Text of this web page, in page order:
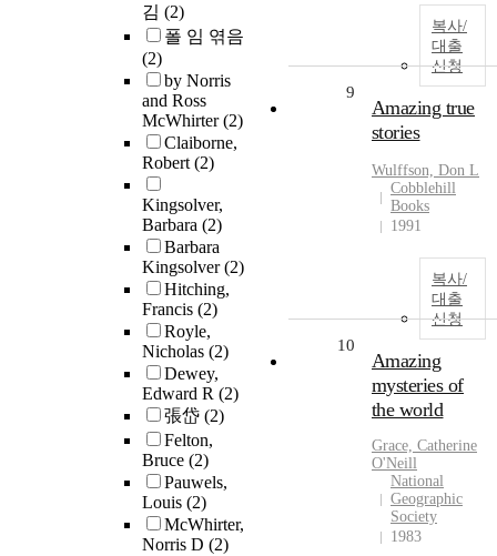
김 (2)
폴 임 엮음
(2)
by Norris
and Ross
McWhirter(2)
Claiborne,
Robert(2)
Kingsolver,
Barbara (2)
Barbara
Kingsolver(2)
Hitching,
Francis (2)
Royle,
Nicholas (2)
Dewey,
Edward R (2)
張岱 (2)
Felton,
Bruce (2)
Pauwels,
Louis (2)
McWhirter,
Norris D (2)
복사/
대출
신청
9
Amazing true
stories
Wulffson, Don L
Cobblehill
Books
1991
복사/
대출
신청
10
Amazing
mysteries of
the world
Grace, Catherine
O'Neill
National
Geographic
Society
1983